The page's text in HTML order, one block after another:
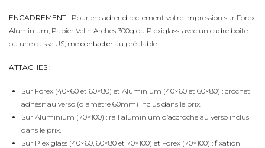
ENCADREMENT : Pour encadrer directement votre impression sur Forex
Aluminium Papier Velin Arches 300g ou Plexiglass , avec un cadre boite
ou une caisse US, me contacter au préalable.
ATTACHES :
Sur Forex (40×60 et 60×80) et Aluminium (40×60 et 60×80) : crochet
adhésif au verso (diamètre 60mm) inclus dans le prix.
Sur Aluminium (70×100) : rail aluminium d’accroche au verso inclus
dans le prix.
Sur Plexiglass (40×60, 60×80 et 70×100) et Forex (70×100) : fixation